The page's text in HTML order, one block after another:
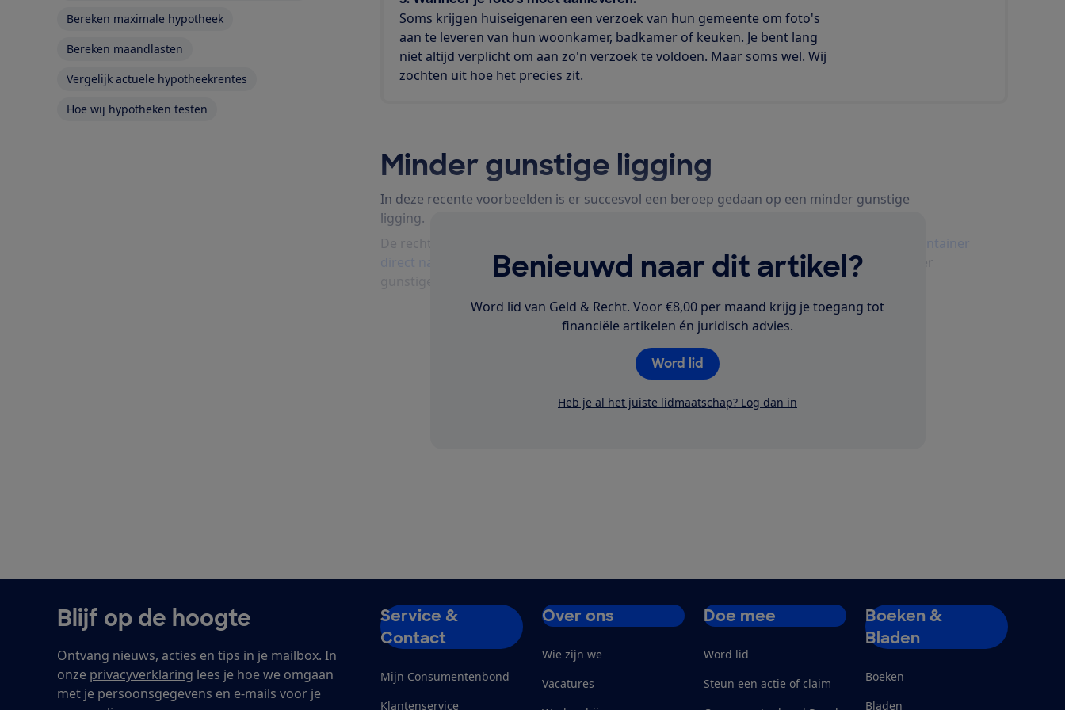
Soms krijgen huiseigenaren een verzoek van hun gemeente om foto's
aan te leveren van hun woonkamer, badkamer of keuken. Je bent lang
niet altijd verplicht om aan zo'n verzoek te voldoen. Maar soms wel. Wij
zochten uit hoe het precies zit.
Minder gunstige ligging
In deze recente voorbeelden is er succesvol een beroep gedaan op een minder gunstige
ligging.
De rechter stelde een lagere waarde vast voor een woning waar
een ondergrondse afvalcontainer
direct naast
is geplaatst. De gemeente had onvoldoende rekening gehouden met de minder
gunstige ligging door stankoverlast en zwerfafval.
Benieuwd naar dit artikel?
Word lid van Geld & Recht. Voor €8,00 per maand krijg je toegang tot
financiële artikelen én juridisch advies.
Word lid
Heb je al het juiste lidmaatschap? Log dan in
Bereken maximale hypotheek
Bereken maandlasten
Vergelijk actuele hypotheekrentes
Hoe wij hypotheken testen
Blijf op de hoogte
Ontvang nieuws, acties en tips in je mailbox. In
onze privacyverklaring lees je hoe we omgaan
met je persoonsgegevens en e-mails voor je
Service &
Contact
Mijn Consumentenbond
Klantenservice
Over ons
Wie zijn we
Vacatures
Doe mee
Word lid
Steun een actie of claim
Boeken &
Bladen
Boeken
Bladen